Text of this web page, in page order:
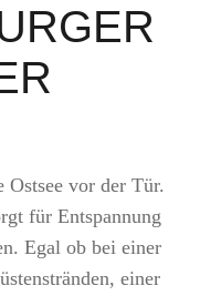
Ostsee vor der Tür.
für Entspannung
Egal ob bei einer
einer